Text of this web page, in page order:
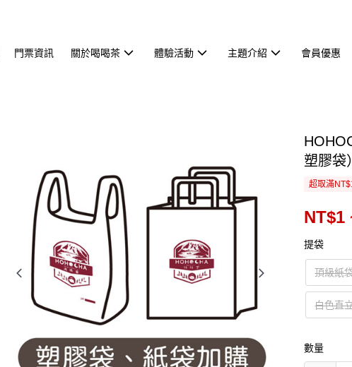
門票資訊 關於喝喝茶 體驗活動 主題介紹 會員優惠
塑膠袋
超取滿
NT$1
提袋
頂級紙
白色直
數量